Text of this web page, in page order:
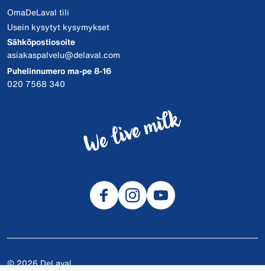
OmaDeLaval tili
Usein kysytyt kysymykset
Sähköpostiosoite
asiakaspalvelu@delaval.com
Puhelinnumero ma-pe 8-16
020 7568 340
© 2026 DeLaval